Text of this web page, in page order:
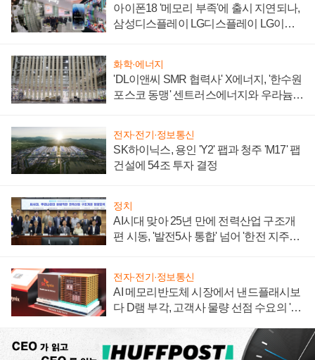
아이폰18 '메모리 부족'에 출시 지연되나,
삼성디스플레이 LG디스플레이 LG이노
화학·에너지
'DL이앤씨 SMR 협력사' X에너지, '한수원
포스코 동맹' 센트러스에너지와 우라늄
전자·전기·정보통신
SK하이닉스, 용인 'Y2' 팹과 청주 'M17' 팹
건설에 54조 투자 결정
정치
AI시대 맞아 25년 만에 전력산업 구조개
편 시동, '발전5사 통합' 넘어 '한전 지주사'
전자·전기·정보통신
AI 메모리반도체 시장에서 낸드플래시보
다 D램 부각, 고객사 물량 선점 수요의 '우